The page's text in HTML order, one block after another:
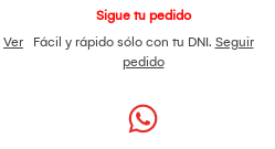
Ver
Sigue tu pedido
Fácil y rápido sólo con tu DNI. Seguir
pedido